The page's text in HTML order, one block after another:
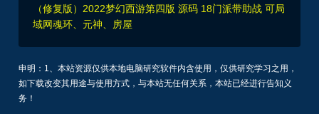
（修复版）2022梦幻西游第四版 源码 18门派带助战 可局
域网魂环、元神、房屋
申明：1、本站资源仅供本地电脑研究软件内含使用，仅供研究学习之用，
如下载改变其用途与使用方式，与本站无任何关系，本站已经进行告知义
务！